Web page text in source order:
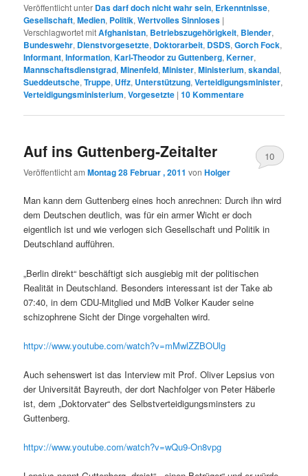
Veröffentlicht unter Das darf doch nicht wahr sein, Erkenntnisse,
Gesellschaft,Medien, Politik,Wertvolles Sinnloses |
Verschlagwortet mitAfghanistan, Betriebszugehörigkeit, Blender,
Bundeswehr, Dienstvorgesetzte, Doktorarbeit, DSDS,Gorch Fock,
Informant,Information,Karl-Theodor zu Guttenberg,Kerner,
Mannschaftsdienstgrad,Minenfeld,Minister,Ministerium,skandal,
Sueddeutsche,Truppe, Uffz, Unterstützung,Verteidigungsminister,
Verteidigungsministerium,Vorgesetzte |10Kommentare
Auf ins Guttenberg-Zeitalter
Veröffentlicht amMontag 28 Februar , 2011 vonHolger
10
Man kann dem Guttenberg eines hoch anrechnen: Durch ihn wird
dem Deutschen deutlich, was für ein armer Wicht er doch
eigentlich ist und wie verlogen sich Gesellschaft und Politik in
Deutschland aufführen.
„Berlin direkt“ beschäftigt sich ausgiebig mit der politischen
Realität in Deutschland. Besonders interessant ist der Take ab
07:40, in dem CDU-Mitglied und MdB Volker Kauder seine
schizophrene Sicht der Dinge vorgehalten wird.
httpv://www.youtube.com/watch?v=mMwlZZBOUlg
Auch sehenswert ist das Interview mit Prof. Oliver Lepsius von
der Universität Bayreuth, der dort Nachfolger von Peter Häberle
ist, dem „Doktorvater“ des Selbstverteidigungsminsters zu
Guttenberg.
httpv://www.youtube.com/watch?v=wQu9-On8vpg